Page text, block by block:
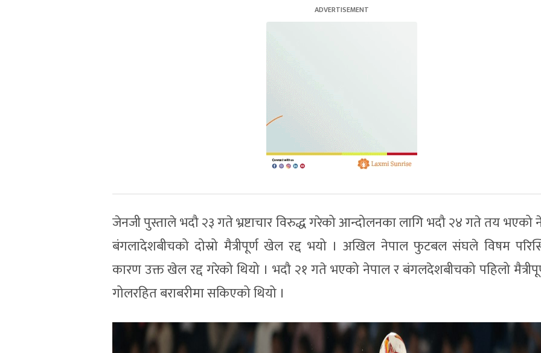
जेनजी पुस्ताले भदौ २३ गते भ्रष्टाचार विरुद्ध गरेको आन्दोलनका लागि भदौ २४ गते तय भएको
बंगलादेशबीचको दोस्रो मैत्रीपूर्ण खेल रद्द भयो । अखिल नेपाल फुटबल संघले विषम
कारण उक्त खेल रद्द गरेको थियो । भदौ २१ गते भएको नेपाल र बंगलदेशबीचको पहिलो
गोलरहित बराबरीमा सकिएको थियो ।